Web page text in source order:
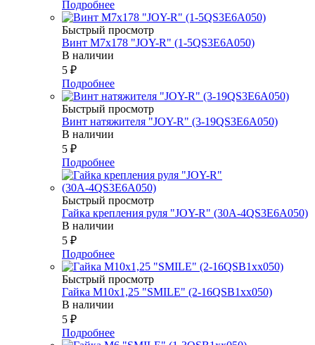
Подробнее
Быстрый просмотр
Винт М7х178 "JOY-R" (1-5QS3E6A050)
В наличии
5 ₽
Подробнее
Быстрый просмотр
Винт натяжителя "JOY-R" (3-19QS3E6A050)
В наличии
5 ₽
Подробнее
Быстрый просмотр
Гайка крепления руля "JOY-R" (30А-4QS3E6A050)
В наличии
5 ₽
Подробнее
Быстрый просмотр
Гайка М10х1,25 "SMILE" (2-16QSB1xx050)
В наличии
5 ₽
Подробнее